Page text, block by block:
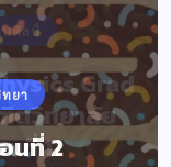
นศิลป์
Grad
ตวิทยาลัย
ที่ 11
ยา
นที่ 2